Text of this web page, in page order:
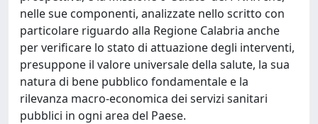
nelle sue componenti, analizzate nello scritto con
particolare riguardo alla Regione Calabria anche
per verificare lo stato di attuazione degli interventi,
presuppone il valore universale della salute, la sua
natura di bene pubblico fondamentale e la
rilevanza macro-economica dei servizi sanitari
pubblici in ogni area del Paese.